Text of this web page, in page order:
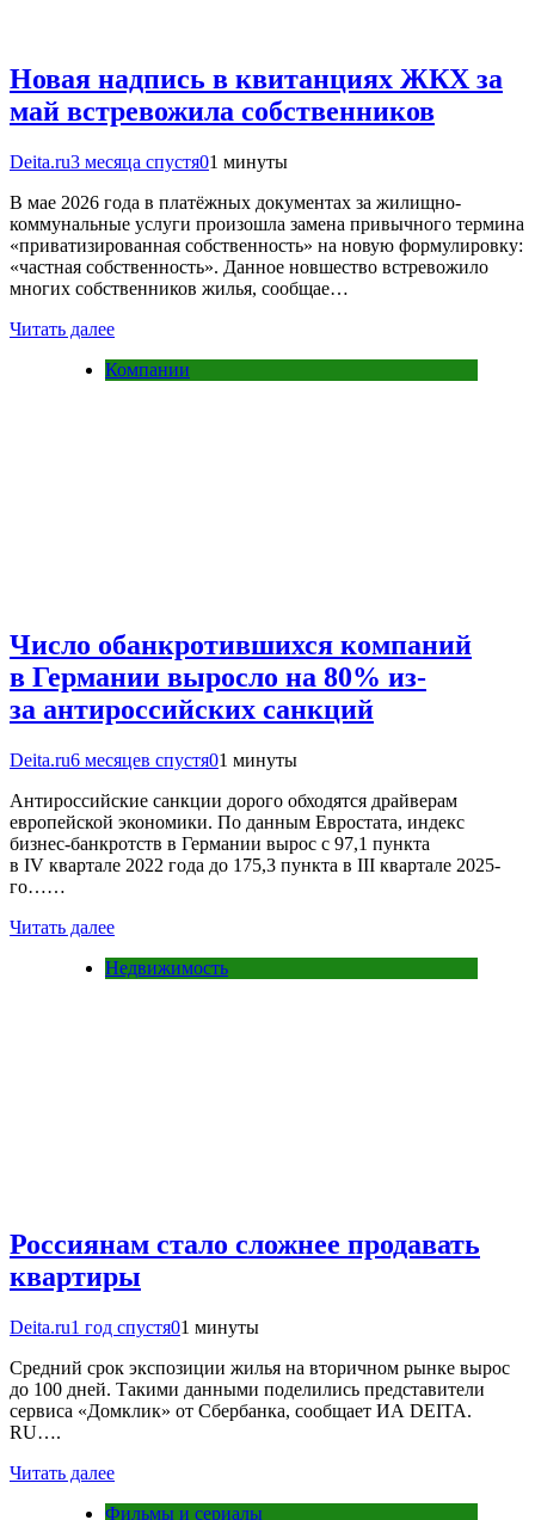
Новая надпись в квитанциях ЖКХ за
май встревожила собственников
Deita.ru3 месяца спустя01 минуты
В мае 2026 года в платёжных документах за жилищно-
коммунальные услуги произошла замена привычного термина
«приватизированная собственность» на новую формулировку:
«частная собственность». Данное новшество встревожило
многих собственников жилья, сообщае…
Читать далее
Компании
Число обанкротившихся компаний
в Германии выросло на 80% из-
за антироссийских санкций
Deita.ru6 месяцев спустя01 минуты
Антироссийские санкции дорого обходятся драйверам
европейской экономики. По данным Евростата, индекс
бизнес-банкротств в Германии вырос с 97,1 пункта
в IV квартале 2022 года до 175,3 пункта в III квартале 2025-
го……
Читать далее
Недвижимость
Россиянам стало сложнее продавать
квартиры
Deita.ru1 год спустя01 минуты
Средний срок экспозиции жилья на вторичном рынке вырос
до 100 дней. Такими данными поделились представители
сервиса «Домклик» от Сбербанка, сообщает ИА DEITA.
RU….
Читать далее
Фильмы и сериалы